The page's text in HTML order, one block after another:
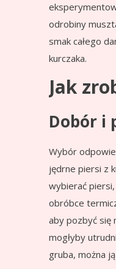
odrobiny
smak całego
kurczaka.
Jak
Dobór i
Wybór
jędrne piersi z
wybierać
obróbce
aby pozbyć się
mogłyby
gruba, można